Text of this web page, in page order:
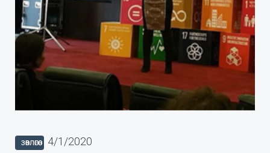
ЗӨВЛӨГӨӨ 4/1/2020